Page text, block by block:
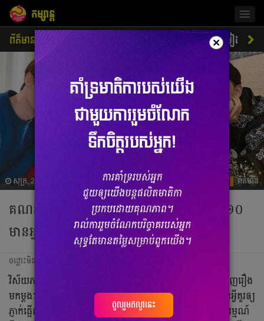
កម្សាន្ត
ព័ត៌មាន ជីវិតតារា ចម្រៀង
សុក្រ, 24 មេសា 2020 03:25 ព័ត៌មាន
គណនី Instagram កំពូលតារា K-Drama ទាំង១០
មានអ្នក Follow ច្រើនជាងគេ
ចន្លោះមិនឃើញ
វិស័យ​ភាពយន្តភាគ​កូរ៉េ​កាន់​តែ​ល្បី​ខ្លាំង​ឡើង​ពីមួយ​ឆ្នាំទៅមួយ​ឆ្នាំ ចេញ​រឿង​
មក​ម្ដងៗ តែង​មាន​អ្នក​គាំទ្រ​រង់ចាំ​​ទស្សនាច្រើនជានិច្ច។ ដូចនេះ​គ្មាន​អ្វី​គួរ​ឲ្យ​
ភ្ញាក់​ផ្អើល​ទេ ដែល​តារាសម្ដែង​របស់ K-Drama ក្លាយ​ជា​ចំណាប់​អារម្មណ៍​
×
ចូលរួមឥលូវនេះ